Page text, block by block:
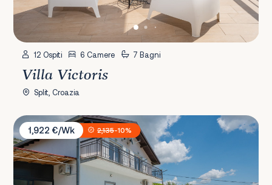
12 Ospiti 6 Camere 7 Bagni
Villa Victoris
Split, Croazia
Villa Kristina Omiš
1,922 €/Wk
2,135-10%